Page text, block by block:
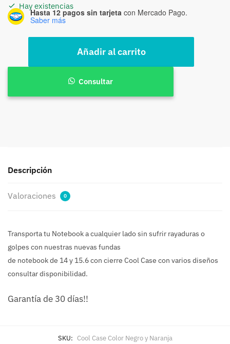
Hay existencias
Hasta 12 pagos sin tarjeta con Mercado Pago.
Saber más
notebook
Case
Añadir al carrito
Consultar
Descripción
Valoraciones 0
Transporta tu Notebook a cualquier lado sin sufrir rayaduras o
golpes con nuestras nuevas fundas
de notebook de 14 y 15.6 con cierre Cool Case con varios diseños
consultar disponibilidad.
Garantía de 30 días!!
SKU: Cool Case Color Negro y Naranja